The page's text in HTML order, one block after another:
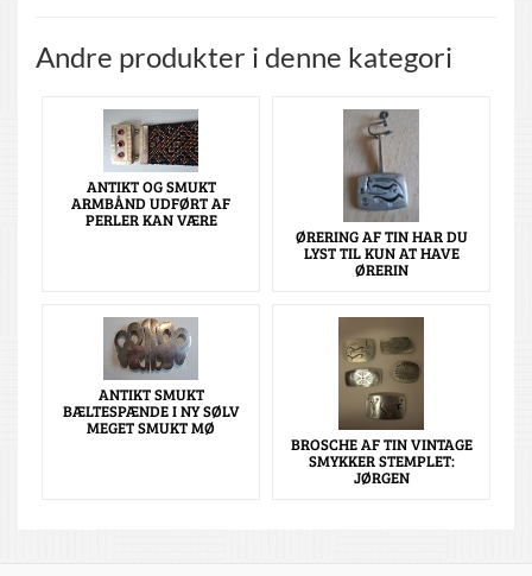
Andre produkter i denne kategori
ANTIKT OG SMUKT
ARMBÅND UDFØRT AF
PERLER KAN VÆRE
ØRERING AF TIN HAR DU
LYST TIL KUN AT HAVE
ØRERIN
ANTIKT SMUKT
BÆLTESPÆNDE I NY SØLV
MEGET SMUKT MØ
BROSCHE AF TIN VINTAGE
SMYKKER STEMPLET:
JØRGEN